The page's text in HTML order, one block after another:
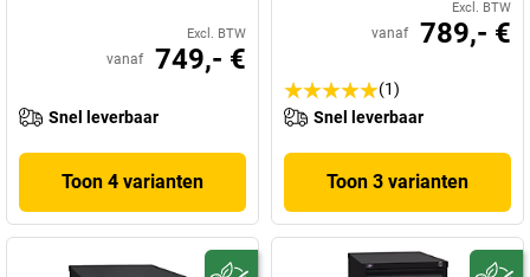
Excl. BTW
vanaf 749,- €
Snel leverbaar
Toon 4 varianten
Excl. BTW
vanaf 789,- €
(1)
Snel leverbaar
Toon 3 varianten